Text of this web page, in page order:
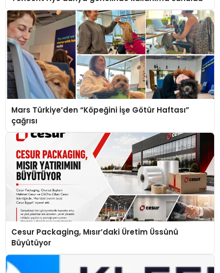
Mars Türkiye’den “Köpeğini İşe Götür Haftası”
çağrısı
Cesur Packaging, Mısır’daki Üretim Üssünü
Büyütüyor